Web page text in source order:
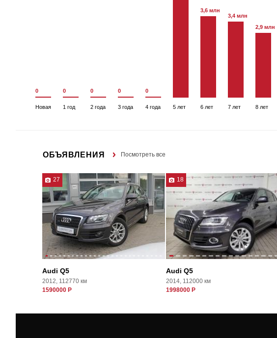
0
Новая
0
1 год
0
2 года
0
3 года
0
4 года 5 лет
3,6 млн
6 лет
3,4 млн
7 лет
2,9 млн
8 лет
ОБЪЯВЛЕНИЯ Посмотреть все
27
Audi Q5
2012, 112770 км
1590000 Р
18
Audi Q5
2014, 112000 км
1998000 Р